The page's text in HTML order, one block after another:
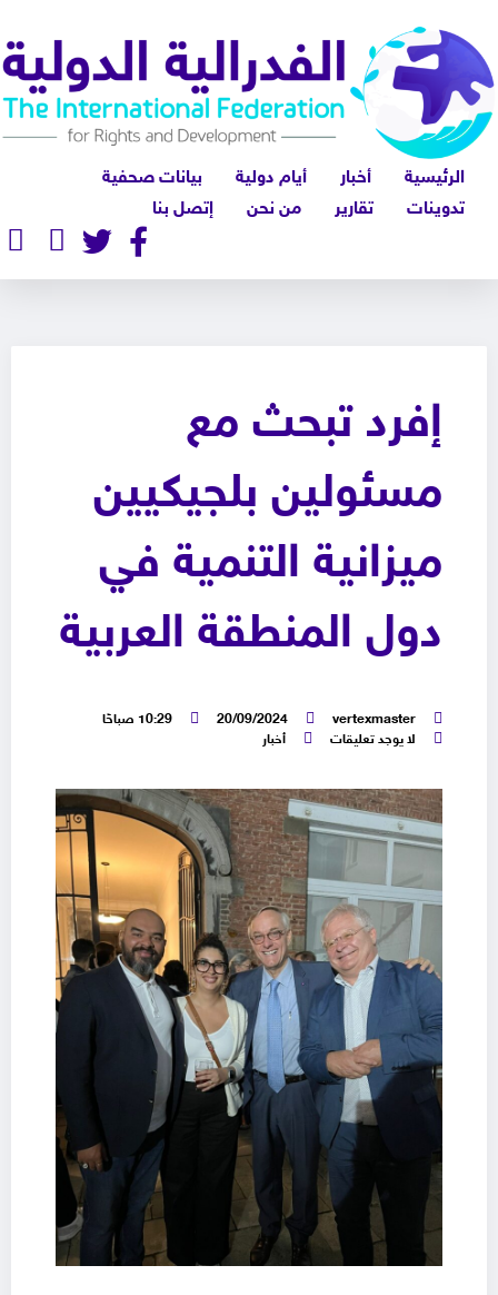
الرئيسية أخبار أيام دولية
بيانات صحفية
تدوينات
تقارير من نحن إتصل بنا
إفرد تبحث مع
مسئولين بلجيكيين
ميزانية التنمية في
دول المنطقة العربية
vertexmaster
20/09/2024
10:29 صباحًا
لا يوجد تعليقات
أخبار